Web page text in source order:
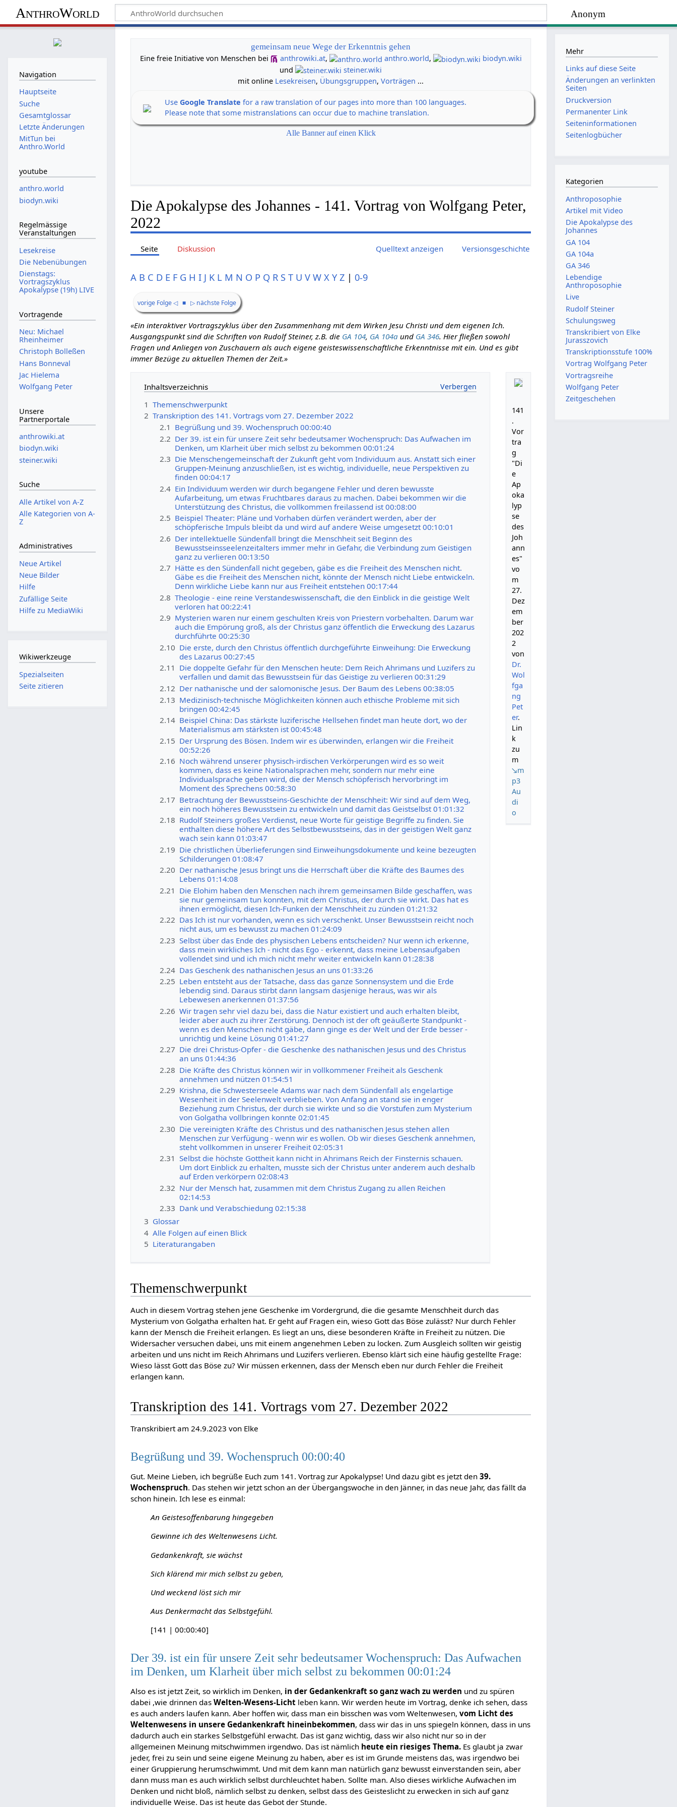
Anonym
AnthroWorld
gemeinsam neue Wege der Erkenntnis gehen
Eine freie Initiative von Menschen bei
anthrowiki.at, anthro.world,
biodyn.wiki
und
steiner.wiki
mit online Lesekreisen, Übungsgruppen,Vorträgen ...
UseGoogle Translate for a raw translation of our pages into more than 100 languages.
Please note that some mistranslations can occur due to machine translation.
Alle Banner auf einen Klick
Die Apokalypse des Johannes - 141. Vortrag von Wolfgang Peter,
2022
Seite Diskussion Quelltext anzeigen Versionsgeschichte
A B C D E F G H I J K L M N O P Q R S T U V W X Y Z | 0-9
vorige Folge ◁ ■ ▷ nächste Folge
«Ein interaktiver Vortragszyklus über den Zusammenhang mit dem Wirken Jesu Christi und dem eigenen Ich.
Ausgangspunkt sind die Schriften von Rudolf Steiner, z.B. die GA 104, GA 104a und GA 346. Hier fließen sowohl
Fragen und Anliegen von Zuschauern als auch eigene geisteswissenschaftliche Erkenntnisse mit ein. Und es gibt
immer Bezüge zu aktuellen Themen der Zeit.»
141
.
Vor
tra
g
"Di
e
Ap
oka
lyp
se
des
Joh
ann
es"
vo
m
27.
Dez
em
ber
202
2
von
Dr.
Wol
fga
ng
Pet
er.
Lin
k
zu
m
↘m
p3
Au
di
o
Inhaltsverzeichnis
1 Themenschwerpunkt
2 Transkription des 141. Vortrags vom 27. Dezember 2022
2.1 Begrüßung und 39. Wochenspruch 00:00:40
2.2 Der 39. ist ein für unsere Zeit sehr bedeutsamer Wochenspruch: Das Aufwachen im
Denken, um Klarheit über mich selbst zu bekommen 00:01:24
2.3 Die Menschengemeinschaft der Zukunft geht vom Individuum aus. Anstatt sich einer
Gruppen-Meinung anzuschließen, ist es wichtig, individuelle, neue Perspektiven zu
finden 00:04:17
2.4 Ein Individuum werden wir durch begangene Fehler und deren bewusste
Aufarbeitung, um etwas Fruchtbares daraus zu machen. Dabei bekommen wir die
Unterstützung des Christus, die vollkommen freilassend ist 00:08:00
2.5 Beispiel Theater: Pläne und Vorhaben dürfen verändert werden, aber der
schöpferische Impuls bleibt da und wird auf andere Weise umgesetzt 00:10:01
2.6 Der intellektuelle Sündenfall bringt die Menschheit seit Beginn des
Bewusstseinsseelenzeitalters immer mehr in Gefahr, die Verbindung zum Geistigen
ganz zu verlieren 00:13:50
2.7 Hätte es den Sündenfall nicht gegeben, gäbe es die Freiheit des Menschen nicht.
Gäbe es die Freiheit des Menschen nicht, könnte der Mensch nicht Liebe entwickeln.
Denn wirkliche Liebe kann nur aus Freiheit entstehen 00:17:44
2.8 Theologie - eine reine Verstandeswissenschaft, die den Einblick in die geistige Welt
verloren hat 00:22:41
2.9 Mysterien waren nur einem geschulten Kreis von Priestern vorbehalten. Darum war
auch die Empörung groß, als der Christus ganz öffentlich die Erweckung des Lazarus
durchführte 00:25:30
2.10 Die erste, durch den Christus öffentlich durchgeführte Einweihung: Die Erweckung
des Lazarus 00:27:45
2.11 Die doppelte Gefahr für den Menschen heute: Dem Reich Ahrimans und Luzifers zu
verfallen und damit das Bewusstsein für das Geistige zu verlieren 00:31:29
2.12 Der nathanische und der salomonische Jesus. Der Baum des Lebens 00:38:05
2.13 Medizinisch-technische Möglichkeiten können auch ethische Probleme mit sich
bringen 00:42:45
2.14 Beispiel China: Das stärkste luziferische Hellsehen findet man heute dort, wo der
Materialismus am stärksten ist 00:45:48
2.15 Der Ursprung des Bösen. Indem wir es überwinden, erlangen wir die Freiheit
00:52:26
2.16 Noch während unserer physisch-irdischen Verkörperungen wird es so weit
kommen, dass es keine Nationalsprachen mehr, sondern nur mehr eine
Individualsprache geben wird, die der Mensch schöpferisch hervorbringt im
Moment des Sprechens 00:58:30
2.17 Betrachtung der Bewusstseins-Geschichte der Menschheit: Wir sind auf dem Weg,
ein noch höheres Bewusstsein zu entwickeln und damit das Geistselbst 01:01:32
2.18 Rudolf Steiners großes Verdienst, neue Worte für geistige Begriffe zu finden. Sie
enthalten diese höhere Art des Selbstbewusstseins, das in der geistigen Welt ganz
wach sein kann 01:03:47
2.19 Die christlichen Überlieferungen sind Einweihungsdokumente und keine bezeugten
Schilderungen 01:08:47
2.20 Der nathanische Jesus bringt uns die Herrschaft über die Kräfte des Baumes des
Lebens 01:14:08
2.21 Die Elohim haben den Menschen nach ihrem gemeinsamen Bilde geschaffen, was
sie nur gemeinsam tun konnten, mit dem Christus, der durch sie wirkt. Das hat es
ihnen ermöglicht, diesen Ich-Funken der Menschheit zu zünden 01:21:32
2.22 Das Ich ist nur vorhanden, wenn es sich verschenkt. Unser Bewusstsein reicht noch
nicht aus, um es bewusst zu machen 01:24:09
2.23 Selbst über das Ende des physischen Lebens entscheiden? Nur wenn ich erkenne,
dass mein wirkliches Ich - nicht das Ego - erkennt, dass meine Lebensaufgaben
vollendet sind und ich mich nicht mehr weiter entwickeln kann 01:28:38
2.24 Das Geschenk des nathanischen Jesus an uns 01:33:26
2.25 Leben entsteht aus der Tatsache, dass das ganze Sonnensystem und die Erde
lebendig sind. Daraus stirbt dann langsam dasjenige heraus, was wir als
Lebewesen anerkennen 01:37:56
2.26 Wir tragen sehr viel dazu bei, dass die Natur existiert und auch erhalten bleibt,
leider aber auch zu ihrer Zerstörung. Dennoch ist der oft geäußerte Standpunkt -
wenn es den Menschen nicht gäbe, dann ginge es der Welt und der Erde besser -
unrichtig und keine Lösung 01:41:27
2.27 Die drei Christus-Opfer - die Geschenke des nathanischen Jesus und des Christus
an uns 01:44:36
2.28 Die Kräfte des Christus können wir in vollkommener Freiheit als Geschenk
annehmen und nützen 01:54:51
2.29 Krishna, die Schwesterseele Adams war nach dem Sündenfall als engelartige
Wesenheit in der Seelenwelt verblieben. Von Anfang an stand sie in enger
Beziehung zum Christus, der durch sie wirkte und so die Vorstufen zum Mysterium
von Golgatha vollbringen konnte 02:01:45
2.30 Die vereinigten Kräfte des Christus und des nathanischen Jesus stehen allen
Menschen zur Verfügung - wenn wir es wollen. Ob wir dieses Geschenk annehmen,
steht vollkommen in unserer Freiheit 02:05:31
2.31 Selbst die höchste Gottheit kann nicht in Ahrimans Reich der Finsternis schauen.
Um dort Einblick zu erhalten, musste sich der Christus unter anderem auch deshalb
auf Erden verkörpern 02:08:43
2.32 Nur der Mensch hat, zusammen mit dem Christus Zugang zu allen Reichen
02:14:53
2.33 Dank und Verabschiedung 02:15:38
3 Glossar
4 Alle Folgen auf einen Blick
5 Literaturangaben
Themenschwerpunkt
Auch in diesem Vortrag stehen jene Geschenke im Vordergrund, die die gesamte Menschheit durch das
Mysterium von Golgatha erhalten hat. Er geht auf Fragen ein, wieso Gott das Böse zulässt? Nur durch Fehler
kann der Mensch die Freiheit erlangen. Es liegt an uns, diese besonderen Kräfte in Freiheit zu nützen. Die
Widersacher versuchen dabei, uns mit einem angenehmen Leben zu locken. Zum Ausgleich sollten wir geistig
arbeiten und uns nicht im Reich Ahrimans und Luzifers verlieren. Ebenso klärt sich eine häufig gestellte Frage:
Wieso lässt Gott das Böse zu? Wir müssen erkennen, dass der Mensch eben nur durch Fehler die Freiheit
erlangen kann.
Transkription des 141. Vortrags vom 27. Dezember 2022
Transkribiert am 24.9.2023 von Elke
Begrüßung und 39. Wochenspruch 00:00:40
Gut. Meine Lieben, ich begrüße Euch zum 141. Vortrag zur Apokalypse! Und dazu gibt es jetzt den39.
Wochenspruch. Das stehen wir jetzt schon an der Übergangswoche in den Jänner, in das neue Jahr, das fällt da
schon hinein. Ich lese es einmal:
An Geistesoffenbarung hingegeben
Gewinne ich des Weltenwesens Licht.
Gedankenkraft, sie wächst
Sich klärend mir mich selbst zu geben,
Und weckend löst sich mir
Aus Denkermacht das Selbstgefühl.
[141 | 00:00:40]
Der 39. ist ein für unsere Zeit sehr bedeutsamer Wochenspruch: Das Aufwachen
im Denken, um Klarheit über mich selbst zu bekommen 00:01:24
Also es ist jetzt Zeit, so wirklich im Denken, in der Gedankenkraft so ganz wach zu werden und zu spüren
dabei ,wie drinnen dasWelten-Wesens-Licht leben kann. Wir werden heute im Vortrag, denke ich sehen, dass
es auch anders laufen kann. Aber hoffen wir, dass man ein bisschen was vom Weltenwesen,vom Licht des
Weltenwesens in unsere Gedankenkraft hineinbekommen, dass wir das in uns spiegeln können, dass in uns
dadurch auch ein starkes Selbstgefühl erwacht. Das ist ganz wichtig, dass wir also nicht nur so in der
allgemeinen Meinung mitschwimmen irgendwo. Das ist nämlich heute ein riesiges Thema. Es glaubt ja zwar
jeder, frei zu sein und seine eigene Meinung zu haben, aber es ist im Grunde meistens das, was irgendwo bei
einer Gruppierung herumschwimmt. Und mit dem kann man natürlich ganz bewusst einverstanden sein, aber
dann muss man es auch wirklich selbst durchleuchtet haben. Sollte man. Also dieses wirkliche Aufwachen im
Denken und nicht bloß, nämlich selbst zu denken, selbst dass des Geisteslicht zu erwecken in sich auf ganz
individuelle Weise. Das ist heute das Gebot der Stunde.
Navigation
Hauptseite
Suche
Gesamtglossar
Letzte Änderungen
MitTun bei
Anthro.World
youtube
anthro.world
biodyn.wiki
Regelmässige
Veranstaltungen
Lesekreise
Die Nebenübungen
Dienstags:
Vortragszyklus
Apokalypse (19h) LIVE
Vortragende
Neu: Michael
Rheinheimer
Christoph Bolleßen
Hans Bonneval
Jac Hielema
Wolfgang Peter
Unsere
Partnerportale
anthrowiki.at
biodyn.wiki
steiner.wiki
Suche
Alle Artikel von A-Z
Alle Kategorien von A-
Z
Administratives
Neue Artikel
Neue Bilder
Hilfe
Zufällige Seite
Hilfe zu MediaWiki
Wikiwerkzeuge
Spezialseiten
Seite zitieren
Mehr
Links auf diese Seite
Änderungen an verlinkten
Seiten
Druckversion
Permanenter Link
Seiten­­informationen
Seitenlogbücher
Kategorien
Anthroposophie
Artikel mit Video
Die Apokalypse des
Johannes
GA 104
GA 104a
GA 346
Lebendige
Anthroposophie
Live
Rudolf Steiner
Schulungsweg
Transkribiert von Elke
Jurasszovich
Transkriptionsstufe 100%
Vortrag Wolfgang Peter
Vortragsreihe
Wolfgang Peter
Zeitgeschehen